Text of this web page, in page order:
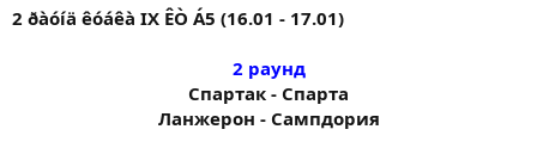
ы
л
а
2 ðàóíä êóáêà IX ÊÒ Á5 (16.01 - 17.01)
2 раунд
Спартак - Спарта
Ланжерон - Сампдория​